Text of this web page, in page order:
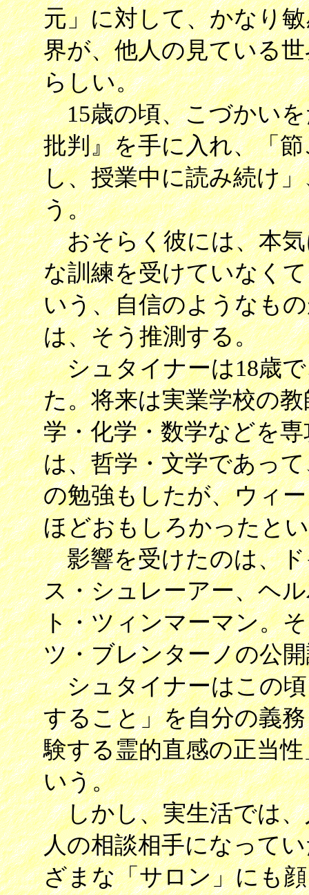
元」に対して、かなり
界が、他人の見ている
らしい。
15歳の頃、こづかいを
批判』を手に入れ、「
し、授業中に読み続け
う。
おそらく彼には、本気
な訓練を受けていなく
いう、自信のようなも
は、そう推測する。
シュタイナーは18歳で
た。将来は実業学校の
学・化学・数学などを
は、哲学・文学であっ
の勉強もしたが、ウィ
ほどおもしろかったと
影響を受けたのは、ド
ス・シュレーアー、ヘ
ト・ツィンマーマン。
ツ・ブレンターノの公
シュタイナーはこの頃
すること」を自分の義
験する霊的直感の正当
いう。
しかし、実生活では、
人の相談相手になって
ざまな「サロン」にも